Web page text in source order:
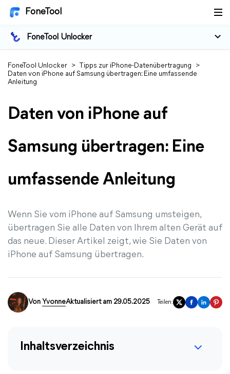
FoneTool
FoneTool Unlocker
FoneTool Unlocker > Tipps zur iPhone-Datenübertragung
>
Daten von iPhone auf Samsung übertragen: Eine umfassende
Anleitung
Daten von iPhone auf
Samsung übertragen: Eine
umfassende Anleitung
Wenn Sie vom iPhone auf Samsung umsteigen,
übertragen Sie alle Daten von Ihrem alten Gerät auf
das neue. Dieser Artikel zeigt, wie Sie Daten von
iPhone auf Samsung übertragen.
Von YvonneAktualisiert am 29.05.2025 Teilen:
Inhaltsverzeichnis